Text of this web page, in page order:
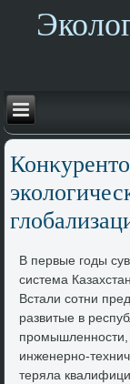
В первые годы
система
Встали сотни
развитые в
промышленности,
инженерно-
теряла